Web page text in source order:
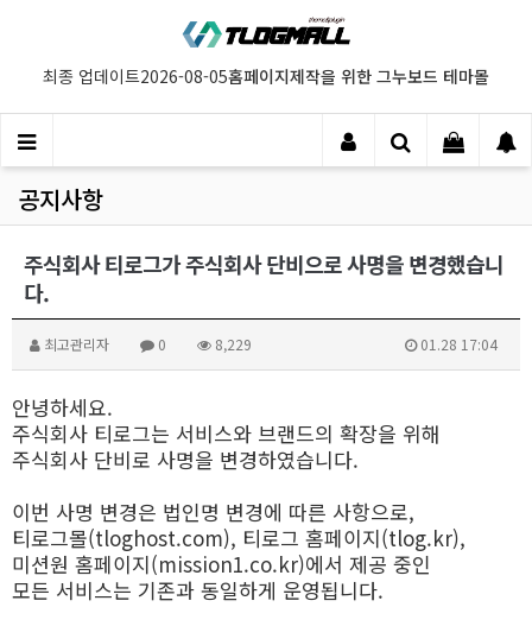
최종 업데이트2026-08-05홈페이지제작을 위한 그누보드 테마몰
공지사항
주식회사 티로그가 주식회사 단비으로 사명을 변경했습니
다.
최고관리자 0 8,229 01.28 17:04
안녕하세요.
주식회사 티로그는 서비스와 브랜드의 확장을 위해
주식회사 단비로 사명을 변경하였습니다.
이번 사명 변경은 법인명 변경에 따른 사항으로,
티로그몰(tloghost.com), 티로그 홈페이지(tlog.kr),
미션원 홈페이지(mission1.co.kr)에서 제공 중인
모든 서비스는 기존과 동일하게 운영됩니다.